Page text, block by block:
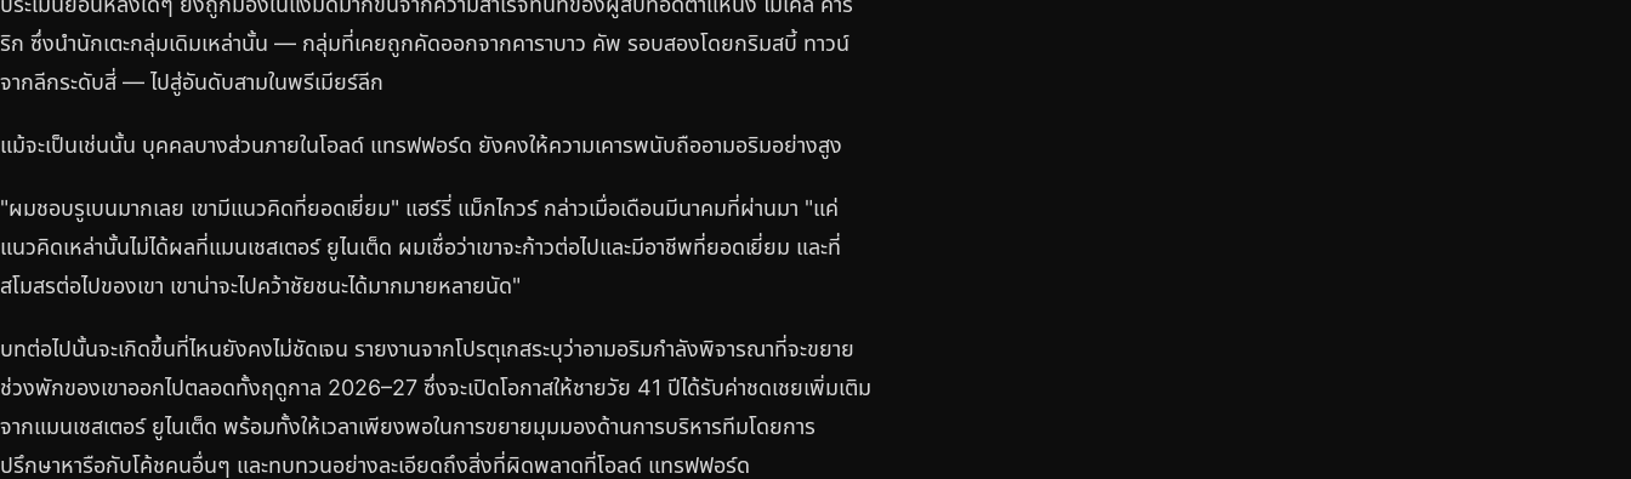
ริก ซึ่งนำนักเตะกลุ่มเดิมเหล่านั้น — กลุ่มที่เคยถูกคัดออกจากคาราบาว คัพ รอบสองโดยกริมสบี้ ทาวน์
จากลีกระดับสี่ — ไปสู่อันดับสามในพรีเมียร์ลีก
แม้จะเป็นเช่นนั้น บุคคลบางส่วนภายในโอลด์ แทรฟฟอร์ด ยังคงให้ความเคารพนับถืออามอริมอย่างสูง
"ผมชอบรูเบนมากเลย เขามีแนวคิดที่ยอดเยี่ยม" แฮร์รี่ แม็กไกวร์ กล่าวเมื่อเดือนมีนาคมที่ผ่านมา "แค่
แนวคิดเหล่านั้นไม่ได้ผลที่แมนเชสเตอร์ ยูไนเต็ด ผมเชื่อว่าเขาจะก้าวต่อไปและมีอาชีพที่ยอดเยี่ยม และที่
สโมสรต่อไปของเขา เขาน่าจะไปคว้าชัยชนะได้มากมายหลายนัด"
บทต่อไปนั้นจะเกิดขึ้นที่ไหนยังคงไม่ชัดเจน รายงานจากโปรตุเกสระบุว่าอามอริมกำลังพิจารณาที่จะขยาย
ช่วงพักของเขาออกไปตลอดทั้งฤดูกาล 2026–27 ซึ่งจะเปิดโอกาสให้ชายวัย 41 ปีได้รับค่าชดเชยเพิ่มเติม
จากแมนเชสเตอร์ ยูไนเต็ด พร้อมทั้งให้เวลาเพียงพอในการขยายมุมมองด้านการบริหารทีมโดยการ
ปรึกษาหารือกับโค้ชคนอื่นๆ และทบทวนอย่างละเอียดถึงสิ่งที่ผิดพลาดที่โอลด์ แทรฟฟอร์ด